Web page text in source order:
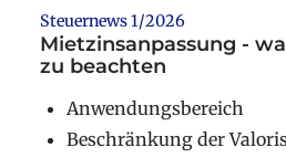
Steuernews 1/2026
Mietzinsanpassung -
zu beachten
Anwendungsbereich
Beschränkung der